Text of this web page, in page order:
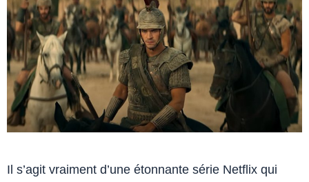
Il s’agit vraiment d’une étonnante série Netflix qui